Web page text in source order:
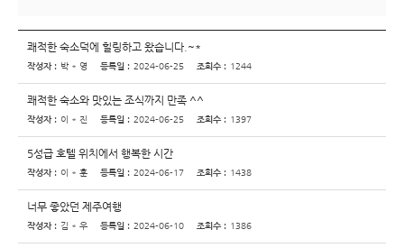
쾌적한 숙소덕에 힐링하고 왔습니다.~*
작성자 : 박 * 영 등록일 : 2024-06-25 조회수 : 1244
쾌적한 숙소와 맛있는 조식까지 만족 ^^
작성자 : 이 * 진 등록일 : 2024-06-25 조회수 : 1397
5성급 호텔 위치에서 행복한 시간
작성자 : 이 * 훈 등록일 : 2024-06-17 조회수 : 1438
너무 좋았던 제주여행
작성자 : 김 * 우 등록일 : 2024-06-10 조회수 : 1386